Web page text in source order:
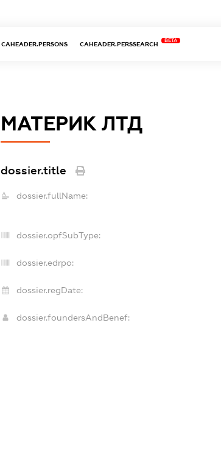
CAHEADER.PERSONS CAHEADER.PERSSEARCH
BETA
МАТЕРИК ЛТД
dossier.title
dossier.fullName:
dossier.opfSubType:
dossier.edrpo:
dossier.regDate:
dossier.foundersAndBenef: